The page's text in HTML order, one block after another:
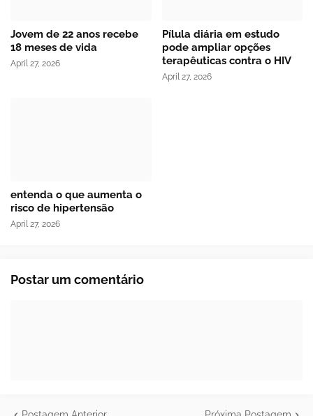
Jovem de 22 anos recebe
18 meses de vida
April 27, 2026
Pílula diária em estudo
pode ampliar opções
terapêuticas contra o HIV
April 27, 2026
entenda o que aumenta o
risco de hipertensão
April 27, 2026
Postar um comentário